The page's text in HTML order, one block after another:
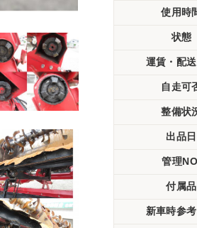
使用時
状態
運賃・配
自走可
整備状
出品日
管理
付属品
新車時参